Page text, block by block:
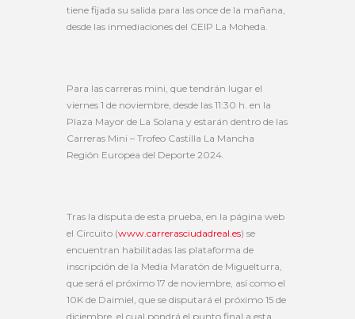
tiene fijada su salida para las once de la mañana,
desde las inmediaciones del CEIP La Moheda.
Para las carreras mini, que tendrán lugar el
viernes 1 de noviembre, desde las 11:30 h. en la
Plaza Mayor de La Solana y estarán dentro de las
Carreras Mini – Trofeo Castilla La Mancha
Región Europea del Deporte 2024.
Tras la disputa de esta prueba, en la página web
el Circuito (www.carrerasciudadreal.es) se
encuentran habilitadas las plataforma de
inscripción de la Media Maratón de Miguelturra,
que será el próximo 17 de noviembre, así como el
10K de Daimiel, que se disputará el próximo 15 de
diciembre, el cual pondrá el punto final a esta